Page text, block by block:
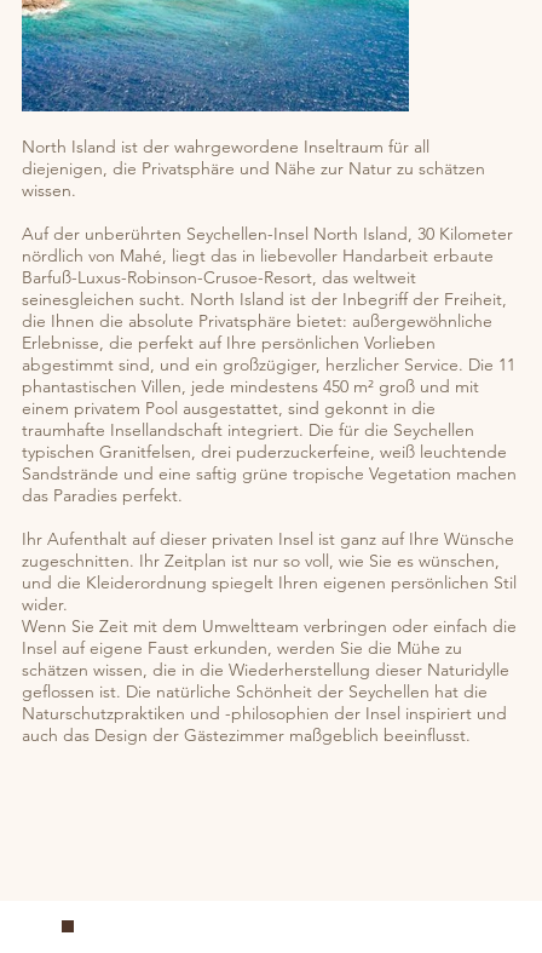
North Island ist der wahrgewordene Inseltraum für all
diejenigen, die Privatsphäre und Nähe zur Natur zu schätzen
wissen.
Auf der unberührten Seychellen-Insel North Island, 30 Kilometer
nördlich von Mahé, liegt das in liebevoller Handarbeit erbaute
Barfuß-Luxus-Robinson-Crusoe-Resort, das weltweit
seinesgleichen sucht. North Island ist der Inbegriff der Freiheit,
die Ihnen die absolute Privatsphäre bietet: außergewöhnliche
Erlebnisse, die perfekt auf Ihre persönlichen Vorlieben
abgestimmt sind, und ein großzügiger, herzlicher Service. Die 11
phantastischen Villen, jede mindestens 450 m² groß und mit
einem privatem Pool ausgestattet, sind gekonnt in die
traumhafte Insellandschaft integriert. Die für die Seychellen
typischen Granitfelsen, drei puderzuckerfeine, weiß leuchtende
Sandstrände und eine saftig grüne tropische Vegetation machen
das Paradies perfekt.
Ihr Aufenthalt auf dieser privaten Insel ist ganz auf Ihre Wünsche
zugeschnitten. Ihr Zeitplan ist nur so voll, wie Sie es wünschen,
und die Kleiderordnung spiegelt Ihren eigenen persönlichen Stil
wider.
Wenn Sie Zeit mit dem Umweltteam verbringen oder einfach die
Insel auf eigene Faust erkunden, werden Sie die Mühe zu
schätzen wissen, die in die Wiederherstellung dieser Naturidylle
geflossen ist. Die natürliche Schönheit der Seychellen hat die
Naturschutzpraktiken und -philosophien der Insel inspiriert und
auch das Design der Gästezimmer maßgeblich beeinflusst.